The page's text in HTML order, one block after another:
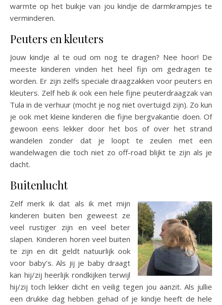
warmte op het buikje van jou kindje de darmkrampjes te
verminderen.
Peuters en kleuters
Jouw kindje al te oud om nog te dragen? Nee hoor! De
meeste kinderen vinden het heel fijn om gedragen te
worden. Er zijn zelfs speciale draagzakken voor peuters en
kleuters. Zelf heb ik ook een hele fijne peuterdraagzak van
Tula in de verhuur (mocht je nog niet overtuigd zijn). Zo kun
je ook met kleine kinderen die fijne bergvakantie doen. Of
gewoon eens lekker door het bos of over het strand
wandelen zonder dat je loopt te zeulen met een
wandelwagen die toch niet zo off-road blijkt te zijn als je
dacht.
Buitenlucht
Zelf merk ik dat als ik met mijn
kinderen buiten ben geweest ze
veel rustiger zijn en veel beter
slapen. Kinderen horen veel buiten
te zijn en dit geldt natuurlijk ook
voor baby’s. Als jij je baby draagt
kan hij/zij heerlijk rondkijken terwijl
hij/zij toch lekker dicht en veilig tegen jou aanzit. Als jullie
een drukke dag hebben gehad of je kindje heeft de hele